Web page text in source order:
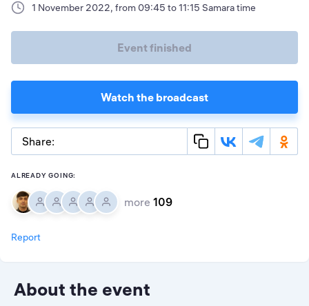
1 November 2022, from 09:45 to 11:15 Samara time
Event finished
Watch the broadcast
Share:
ALREADY GOING:
more 109
Report
About the event